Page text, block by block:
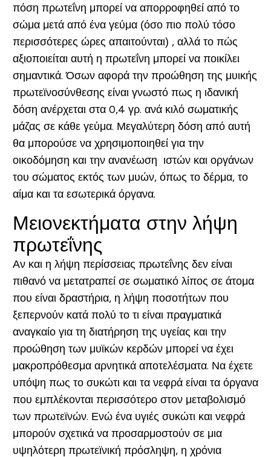
πόση πρωτεΐνη μπορεί να απορροφηθεί από το
σώμα μετά από ένα γεύμα (όσο πιο πολύ τόσο
περισσότερες ώρες απαιτούνται) , αλλά το πώς
αξιοποιείται αυτή η πρωτεΐνη μπορεί να ποικίλει
σημαντικά. Όσων αφορά την προώθηση της μυικής
πρωτεϊνοσύνθεσης είναι γνωστό πως η ιδανική
δόση ανέρχεται στα 0,4 γρ. ανά κιλό σωματικής
μάζας σε κάθε γεύμα. Μεγαλύτερη δόση από αυτή
θα μπορούσε να χρησιμοποιηθεί για την
οικοδόμηση και την ανανέωση ιστών και οργάνων
του σώματος εκτός των μυών, όπως το δέρμα, το
αίμα και τα εσωτερικά όργανα.
Μειονεκτήματα στην λήψη
πρωτεΐνης
Αν και η λήψη περίσσειας πρωτεΐνης δεν είναι
πιθανό να μετατραπεί σε σωματικό λίπος σε άτομα
που είναι δραστήρια, η λήψη ποσοτήτων που
ξεπερνούν κατά πολύ το τι είναι πραγματικά
αναγκαίο για τη διατήρηση της υγείας και την
προώθηση των μυϊκών κερδών μπορεί να έχει
μακροπρόθεσμα αρνητικά αποτελέσματα. Να έχετε
υπόψη πως το συκώτι και τα νεφρά είναι τα όργανα
που εμπλέκονται περισσότερο στον μεταβολισμό
των πρωτεϊνών. Ενώ ένα υγιές συκώτι και νεφρά
μπορούν σχετικά να προσαρμοστούν σε μια
υψηλότερη πρωτεϊνική πρόσληψη, η χρόνια